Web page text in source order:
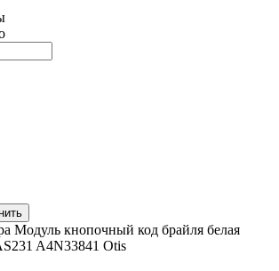
Модуль кнопочный код брайля белая
A4N33841 Otis